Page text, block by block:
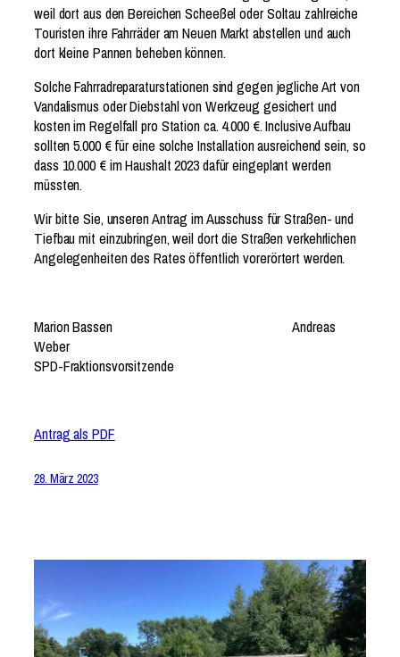
weil dort aus den Bereichen Scheeßel oder Soltau zahlreiche
Touristen ihre Fahrräder am Neuen Markt abstellen und auch
dort kleine Pannen beheben können.
Solche Fahrradreparaturstationen sind gegen jegliche Art von
Vandalismus oder Diebstahl von Werkzeug gesichert und
kosten im Regelfall pro Station ca. 4.000 €. Inclusive Aufbau
sollten 5.000 € für eine solche Installation ausreichend sein, so
dass 10.000 € im Haushalt 2023 dafür eingeplant werden
müssten.
Wir bitte Sie, unseren Antrag im Ausschuss für Straßen- und
Tiefbau mit einzubringen, weil dort die Straßen verkehrlichen
Angelegenheiten des Rates öffentlich vorerörtert werden.
Marion Bassen Andreas
Weber
SPD-Fraktionsvorsitzende
Antrag als PDF
28. März 2023